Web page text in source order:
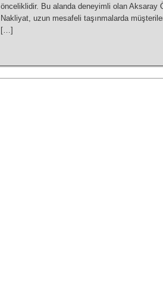
önceliklidir. Bu alanda deneyimli olan Aksaray
Nakliyat, uzun mesafeli taşınmalarda
[…]